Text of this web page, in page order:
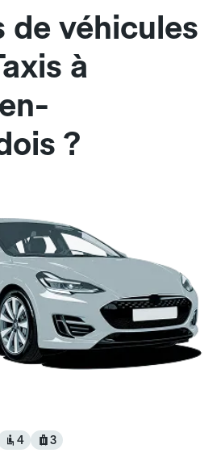
de véhicules
à
?
4 3